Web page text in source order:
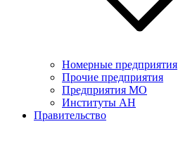
Номерные предприятия
Прочие предприятия
Предприятия МО
Институты АН
Правительство